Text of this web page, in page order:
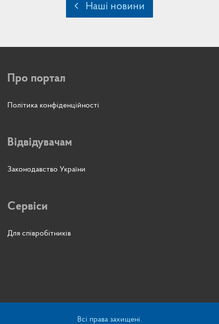
Наші новини
Про портал
Політика конфіденційності
Відвідувачам
Законодавство України
Сервіси
Для співробітників
Всі права захищені.